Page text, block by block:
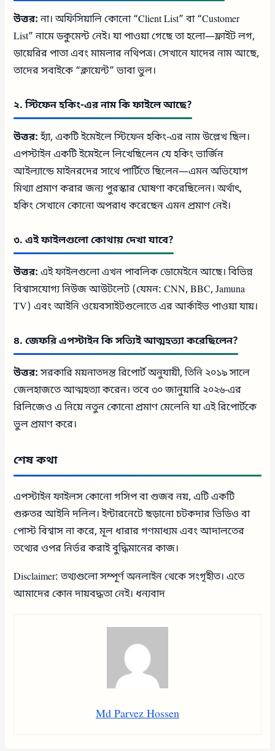
উত্তর:না। অফিসিয়ালি কোনো “Client List” বা “Customer
List” নামে ডকুমেন্ট নেই। যা পাওয়া গেছে তা হলো—ফ্লাইট লগ,
ডায়েরির পাতা এবং মামলার নথিপত্র। সেখানে যাদের নাম আছে,
তাদের সবাইকে “ক্লায়েন্ট” ভাবা ভুল।
২. স্টিফেন হকিং-এর নাম কি ফাইলে আছে?
উত্তর:হ্যাঁ, একটি ইমেইলে স্টিফেন হকিং-এর নাম উল্লেখ ছিল।
এপস্টাইন একটি ইমেইলে লিখেছিলেন যে হকিং ভার্জিন
আইল্যান্ডে মাইনরদের সাথে পার্টিতে ছিলেন—এমন অভিযোগ
মিথ্যা প্রমাণ করার জন্য পুরস্কার ঘোষণা করেছিলেন। অর্থাৎ,
হকিং সেখানে কোনো অপরাধ করেছেন এমন প্রমাণ নেই।
৩. এই ফাইলগুলো কোথায় দেখা যাবে?
উত্তর: এই ফাইলগুলো এখন পাবলিক ডোমেইনে আছে। বিভিন্ন
বিশ্বাসযোগ্য নিউজ আউটলেট (যেমন: CNN, BBC, Jamuna
TV) এবং আইনি ওয়েবসাইটগুলোতে এর আর্কাইভ পাওয়া যায়।
৪. জেফরি এপস্টাইন কি সত্যিই আত্মহত্যা করেছিলেন?
উত্তর:সরকারি ময়নাতদন্ত রিপোর্ট অনুযায়ী, তিনি ২০১৯ সালে
জেলহাজতে আত্মহত্যা করেন। তবে ৩০ জানুয়ারি ২০২৬-এর
রিলিজেও এ নিয়ে নতুন কোনো প্রমাণ মেলেনি যা এই রিপোর্টকে
ভুল প্রমাণ করে।
শেষ কথা
এপস্টাইন ফাইলস কোনো গসিপ বা গুজব নয়, এটি একটি
গুরুতর আইনি দলিল। ইন্টারনেটে ছড়ানো চটকদার ভিডিও বা
পোস্ট বিশ্বাস না করে, মূল ধারার গণমাধ্যম এবং আদালতের
তথ্যের ওপর নির্ভর করাই বুদ্ধিমানের কাজ।
Disclaimer: তথ্যগুলো সম্পূর্ণ অনলাইন থেকে সংগৃহীত। এতে
আমাদের কোন দায়বদ্ধতা নেই। ধন্যবাদ
Md Parvez Hossen